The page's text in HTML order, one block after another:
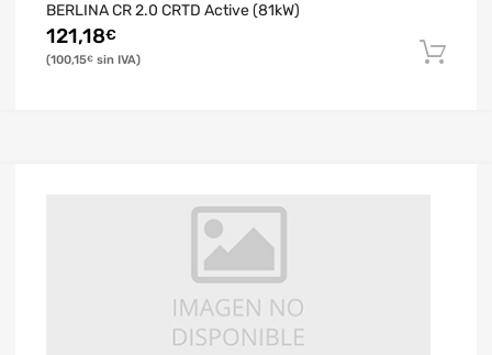
BERLINA CR 2.0 CRTD Active (81kW)
121,18€
100,15€